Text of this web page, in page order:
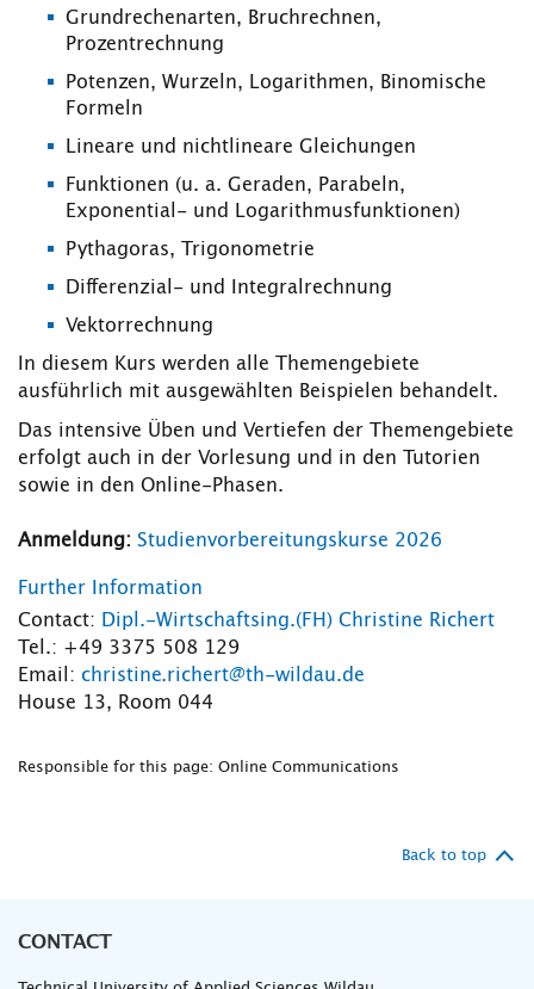
Grundrechenarten, Bruchrechnen,
Prozentrechnung
Potenzen, Wurzeln, Logarithmen, Binomische
Formeln
Lineare und nichtlineare Gleichungen
Funktionen (u. a. Geraden, Parabeln,
Exponential- und Logarithmusfunktionen)
Pythagoras, Trigonometrie
Differenzial- und Integralrechnung
Vektorrechnung
In diesem Kurs werden alle Themengebiete
ausführlich mit ausgewählten Beispielen behandelt.
Das intensive Üben und Vertiefen der Themengebiete
erfolgt auch in der Vorlesung und in den Tutorien
sowie in den Online-Phasen.
Anmeldung: Studienvorbereitungskurse 2026
Further Information
Contact: Dipl.-Wirtschaftsing.(FH) Christine Richert
Tel.: +49 3375 508 129
Email: christine.richert@th-wildau.de
House 13, Room 044
Responsible for this page: Online Communications
Back to top
CONTACT